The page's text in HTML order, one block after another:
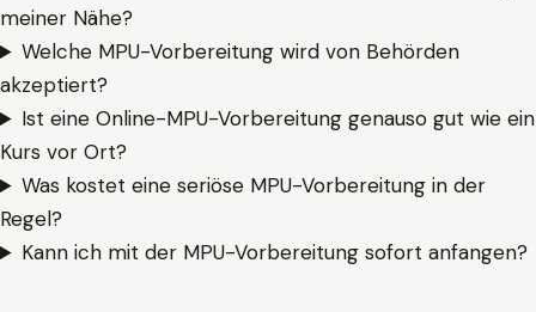
meiner Nähe?
Welche MPU-Vorbereitung wird von Behörden
akzeptiert?
Ist eine Online-MPU-Vorbereitung genauso gut wie ein
Kurs vor Ort?
Was kostet eine seriöse MPU-Vorbereitung in der
Regel?
Kann ich mit der MPU-Vorbereitung sofort anfangen?